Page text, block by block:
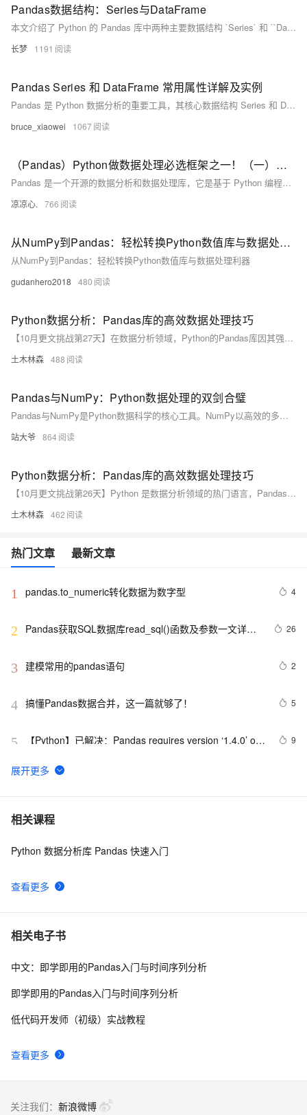
Pandas数据结构：Series与DataFrame
本文介绍了 Python 的 Pandas 库中两种主要数据结构 `Series` 和 ``DataFrame`，从基础概念入手，详细讲解了它们的创建、常见问题及解决方案，包括数据缺失处理、数据类型转换、重复数据删除、数据筛选、排序、聚合和合并等操作。同时，还提供了常见报错及解决方法，帮助读者更好地理解和使用 Pandas 进行数据分析。
长梦 1191
Pandas Series 和 DataFrame 常用属性详解及实例
Pandas 是 Python 数据分析的重要工具，其核心数据结构 Series 和 DataFrame 广泛应用。本文详细介绍了这两种结构的常用属性，如 `index`、`values`、`dtype` 等，并通过具体示例帮助读者更好地理解和使用这些属性，提升数据分析效率。
bruce_xiaowei 1067
（Pandas）Python做数据处理必选框架之一！（一）：介绍Pandas中的两个数据结构；刨析Series：如何访问数据；数据去重、取众数、总和、标准差、方差、平均值等；判断缺失值、获取索引...
Pandas 是一个开源的数据分析和数据处理库，它是基于 Python 编程语言的。 Pandas 提供了易于使用的数据结构和数据分析工具，特别适用于处理结构化数据，如表格型数据（类似于Excel表格）。 Pandas 是数据科学和分析领域中常用的工具之一，它使得用户能够轻松地从各种数据源中导入数据，并对数据进行高效的操作和分析。 Pandas 主要引入了两种新的数据结构：Series 和 DataFrame。
凉凉心. 766
从NumPy到Pandas：轻松转换Python数值库与数据处理利器
从NumPy到Pandas：轻松转换Python数值库与数据处理利器
gudanhero2018 480
Python数据分析：Pandas库的高效数据处理技巧
【10月更文挑战第27天】在数据分析领域，Python的Pandas库因其强大的数据处理能力而备受青睐。本文介绍了Pandas在数据导入、清洗、转换、聚合、时间序列分析和数据合并等方面的高效技巧，帮助数据分析师快速处理复杂数据集，提高工作效率。
土木林森 488
Pandas与NumPy：Python数据处理的双剑合璧
Pandas与NumPy是Python数据科学的核心工具。NumPy以高效的多维数组支持数值计算，适用于大规模矩阵运算；Pandas则提供灵活的DataFrame结构，擅长处理表格型数据与缺失值。二者在性能与功能上各具优势，协同构建现代数据分析的技术基石。
站大爷 864
Python数据分析：Pandas库的高效数据处理技巧
【10月更文挑战第26天】Python 是数据分析领域的热门语言，Pandas 库以其高效的数据处理功能成为数据科学家的利器。本文介绍 Pandas 在数据读取、筛选、分组、转换和合并等方面的高效技巧，并通过示例代码展示其实际应用。
土木林森 462
热门文章 最新文章
1 pandas.to_numeric转化数据为数字型 4
2
Pandas获取SQL数据库read_sql()函数及参数一文详解
26
3 建模常用的pandas语句 2
4 搞懂Pandas数据合并，这一篇就够了！ 5
5
【Python】已解决：Pandas requires version ‘1.4.0’ or
9
6 Pandas 2.2 中文官方教程和指南（十·一）（4）
7 Pandas实战案例：电商数据分析的实践与挑战
8 使用Python进行数据清洗与预处理：Pandas和NumPy
9 Python数据分析大杀器之Pandas基础2万字详解（学
10
相关课程
查看更多
Python 数据分析库 Pandas 快速入门
相关电子书
查看更多
中文：即学即用的Pandas入门与时间序列分析
即学即用的Pandas入门与时间序列分析
低代码开发师（初级）实战教程
关注我们： 新浪微博